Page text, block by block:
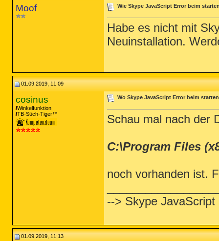
Moof Wie Skype JavaScript Error beim
Habe es nicht mit
Neuinstallation.
01.09.2019, 11:09
cosinus
Winkelfunktion
TB-Süch-Tiger™
Wo Skype JavaScript Error beim
Schau mal nach der
C:\Program Files
noch vorhanden ist.
--> Skype
01.09.2019, 11:13